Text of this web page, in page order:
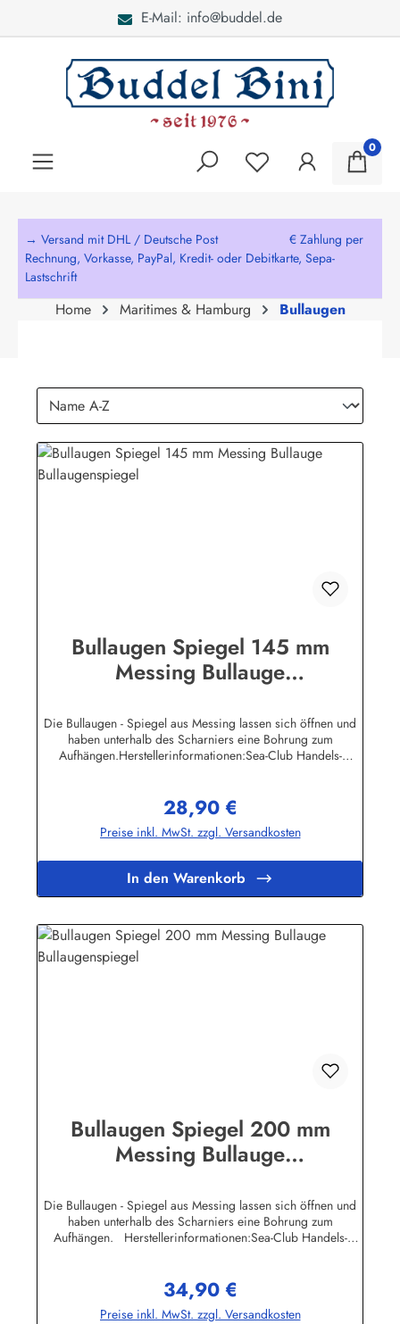
E-Mail: info@buddel.de
0
→ Versand mit DHL / Deutsche Post € Zahlung per
Rechnung, Vorkasse, PayPal, Kredit- oder Debitkarte, Sepa-
Lastschrift
Home Maritimes & Hamburg Bullaugen
Bullaugen Spiegel 145 mm
Messing Bullauge
Die Bullaugen - Spiegel aus Messing lassen sich öffnen und
haben unterhalb des Scharniers eine Bohrung zum
Aufhängen.Herstellerinformationen:Sea-Club Handels-
Regulärer Preis:
28,90 €
Preise inkl. MwSt. zzgl. Versandkosten
In den Warenkorb
Bullaugen Spiegel 200 mm
Messing Bullauge
Die Bullaugen - Spiegel aus Messing lassen sich öffnen und
haben unterhalb des Scharniers eine Bohrung zum
Aufhängen. Herstellerinformationen:Sea-Club Handels-
Regulärer Preis:
34,90 €
Preise inkl. MwSt. zzgl. Versandkosten